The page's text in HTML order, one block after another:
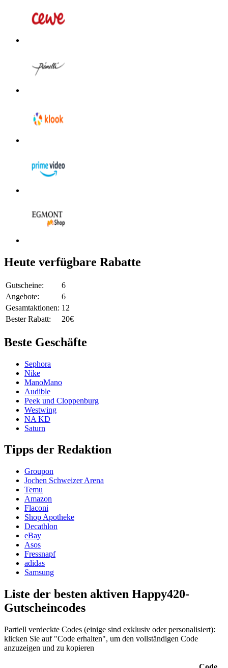
Heute verfügbare Rabatte
Gutscheine:
6
Angebote:
6
Gesamtaktionen: 12
Bester Rabatt:
20€
Beste Geschäfte
Sephora
Nike
ManoMano
Audible
Peek und Cloppenburg
Westwing
NA KD
Saturn
Tipps der Redaktion
Groupon
Jochen Schweizer Arena
Temu
Amazon
Flaconi
Shop Apotheke
Decathlon
eBay
Asos
Fressnapf
adidas
Samsung
Liste der besten aktiven Happy420-
Gutscheincodes
Partiell verdeckte Codes (einige sind exklusiv oder personalisiert):
klicken Sie auf "Code erhalten", um den vollständigen Code
anzuzeigen und zu kopieren